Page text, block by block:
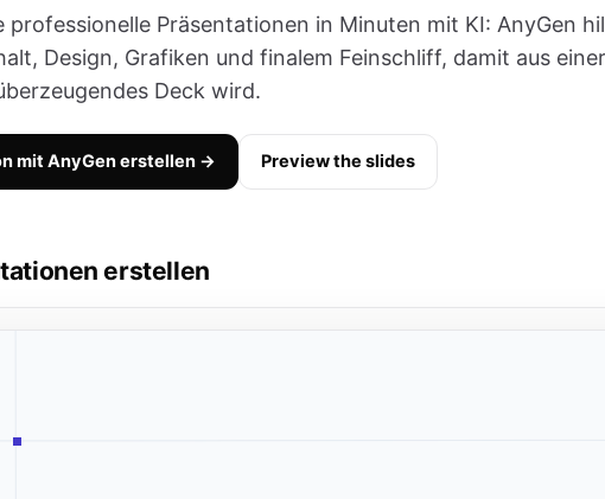
professionelle Präsentationen in Minuten mit KI: AnyGen
Design, Grafiken und finalem Feinschliff, damit aus
Deck wird.
mit AnyGen erstellen → Preview the slides
erstellen